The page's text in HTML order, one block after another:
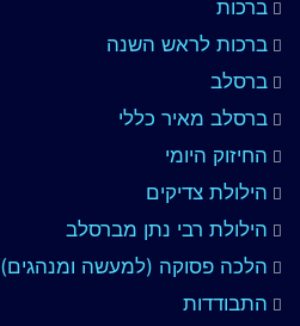
ברכות
ברכות לראש השנה
ברסלב
ברסלב מאיר כללי
החיזוק היומי
הילולת צדיקים
הילולת רבי נתן מברסלב
הלכה פסוקה (למעשה ומנהגים)
התבודדות